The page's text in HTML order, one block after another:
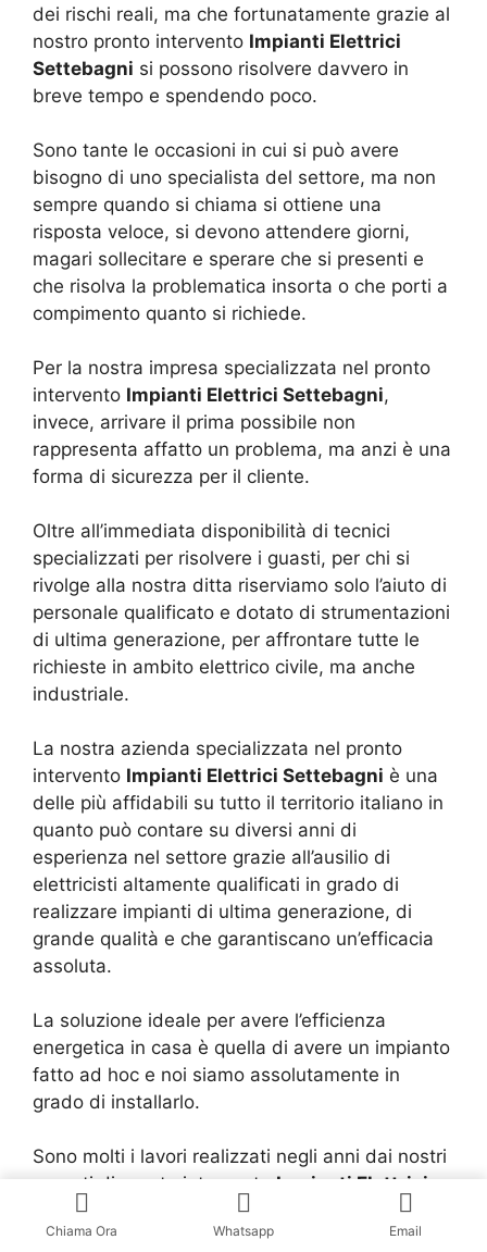
dei rischi reali, ma che fortunatamente grazie al
nostro pronto intervento Impianti Elettrici
Settebagni si possono risolvere davvero in
breve tempo e spendendo poco.
Sono tante le occasioni in cui si può avere
bisogno di uno specialista del settore, ma non
sempre quando si chiama si ottiene una
risposta veloce, si devono attendere giorni,
magari sollecitare e sperare che si presenti e
che risolva la problematica insorta o che porti a
compimento quanto si richiede.
Per la nostra impresa specializzata nel pronto
intervento Impianti Elettrici Settebagni,
invece, arrivare il prima possibile non
rappresenta affatto un problema, ma anzi è una
forma di sicurezza per il cliente.
Oltre all’immediata disponibilità di tecnici
specializzati per risolvere i guasti, per chi si
rivolge alla nostra ditta riserviamo solo l’aiuto di
personale qualificato e dotato di strumentazioni
di ultima generazione, per affrontare tutte le
richieste in ambito elettrico civile, ma anche
industriale.
La nostra azienda specializzata nel pronto
intervento Impianti Elettrici Settebagni è una
delle più affidabili su tutto il territorio italiano in
quanto può contare su diversi anni di
esperienza nel settore grazie all’ausilio di
elettricisti altamente qualificati in grado di
realizzare impianti di ultima generazione, di
grande qualità e che garantiscano un’efficacia
assoluta.
La soluzione ideale per avere l’efficienza
energetica in casa è quella di avere un impianto
fatto ad hoc e noi siamo assolutamente in
grado di installarlo.
Sono molti i lavori realizzati negli anni dai nostri
esperti di pronto intervento Impianti Elettrici
Settebagni
, e non parliamo solo di abitazioni e
condomini privati, ma anche di luoghi di
Chiama Ora Whatsapp Email